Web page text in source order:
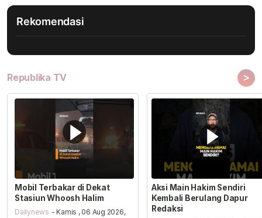
Rekomendasi
Republika TV >
Mobil Terbakar di Dekat
Stasiun Whoosh Halim
Dailynews - Kamis , 06 Aug 2026,
Aksi Main Hakim Sendiri
Kembali Berulang Dapur
Redaksi